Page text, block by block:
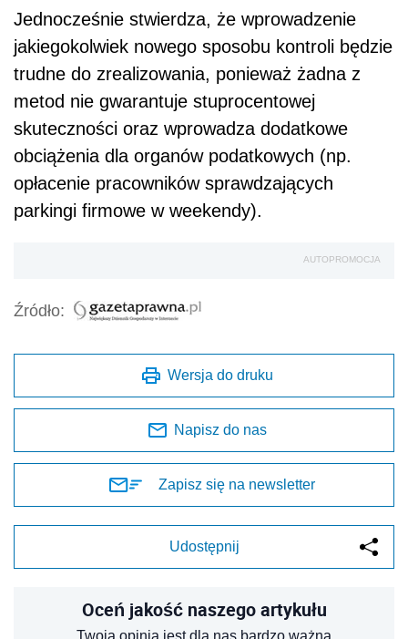
AUTOPROMOCJA
Źródło:
Wersja do druku
Napisz do nas
Udostępnij
Oceń jakość naszego artykułu
REKLAMA